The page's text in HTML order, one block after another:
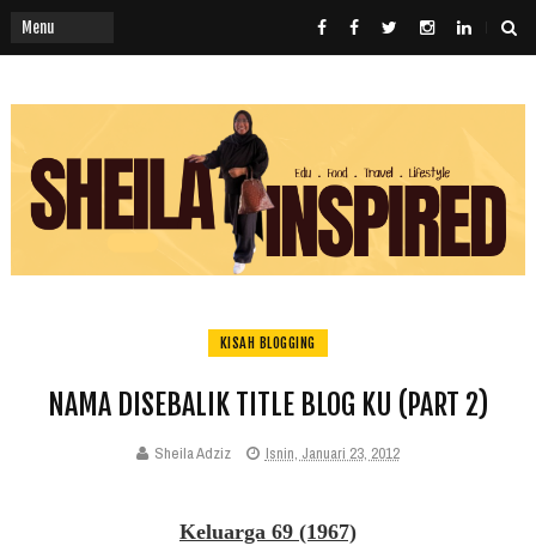
KISAH BLOGGING
NAMA DISEBALIK TITLE BLOG KU (PART 2)
Sheila Adziz Isnin, Januari 23, 2012
Keluarga 69 (1967)